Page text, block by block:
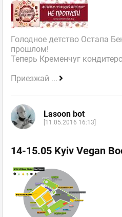
Голодное детство Остапа
прошлом!
Теперь Кременчуг
Приезжай ...
Lasoon bot
[11.05.2016 16:13]
14-15.05 Kyiv Vegan